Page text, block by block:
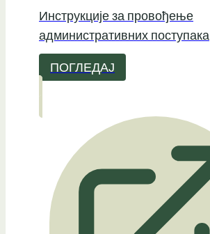
Инструкције за провођење
административних поступака
ПОГЛЕДАЈ